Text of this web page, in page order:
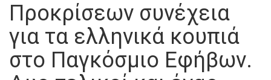
Προκρίσεων συνέχεια
για τα ελληνικά κουπιά
στο Παγκόσμιο Εφήβων.